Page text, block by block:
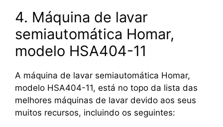
4. Máquina de lavar
semiautomática Homar,
modelo HSA404-11
A máquina de lavar semiautomática Homar,
modelo HSA404-11, está no topo da lista das
melhores máquinas de lavar devido aos seus
muitos recursos, incluindo os seguintes: